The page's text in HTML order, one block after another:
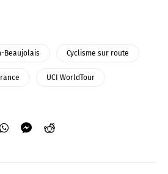
Beaujolais Cyclisme sur route
UCI WorldTour